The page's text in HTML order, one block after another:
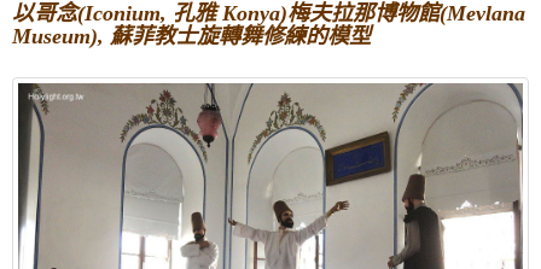
以哥念(Iconium, 孔雅 Konya)梅夫拉那博物館(Mevlana
Museum), 蘇菲教士旋轉舞修練的模型